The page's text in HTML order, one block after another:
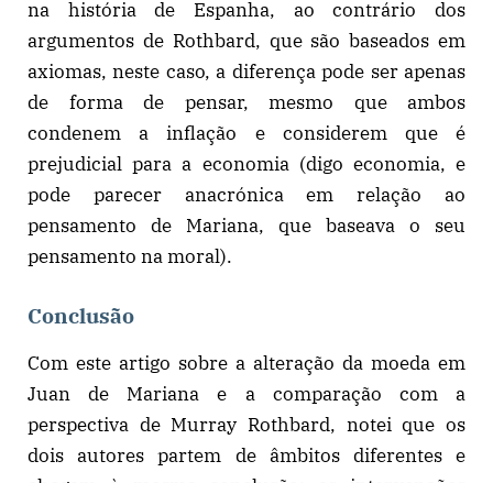
na história de Espanha, ao contrário dos
argumentos de Rothbard, que são baseados em
axiomas, neste caso, a diferença pode ser apenas
de forma de pensar, mesmo que ambos
condenem a inflação e considerem que é
prejudicial para a economia (digo economia, e
pode parecer anacrónica em relação ao
pensamento de Mariana, que baseava o seu
pensamento na moral).
Conclusão
Com este artigo sobre a alteração da moeda em
Juan de Mariana e a comparação com a
perspectiva de Murray Rothbard, notei que os
dois autores partem de âmbitos diferentes e